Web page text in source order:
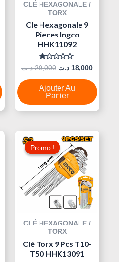
CLÉ HEXAGONALE /
TORX
Cle Hexagonale 9
Pieces Ingco
HHK11092
Note
Sur
5
20,000 د.ت 18,000 د.ت
Ajouter Au
Panier
Le
Promo !
Promo !
CLÉ HEXAGONALE /
TORX
Clé Torx 9 Pcs T10-
T50 HHK13091
Prix
Initial
Était :
Le